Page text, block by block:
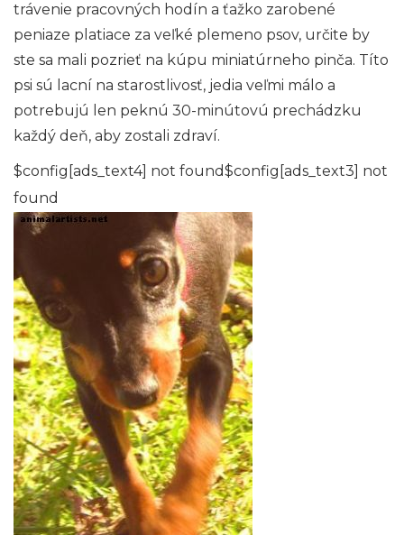
trávenie pracovných hodín a ťažko zarobené
peniaze platiace za veľké plemeno psov, určite by
ste sa mali pozrieť na kúpu miniatúrneho pinča. Títo
psi sú lacní na starostlivosť, jedia veľmi málo a
potrebujú len peknú 30-minútovú prechádzku
každý deň, aby zostali zdraví.
$config[ads_text4] not found$config[ads_text3] not
found